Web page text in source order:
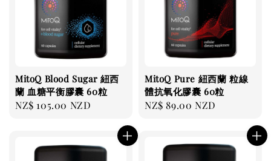
MitoQ Blood Sugar 紐西
蘭 血糖平衡膠囊 60粒
Regular
NZ$ 105.00 NZD
MitoQ Pure 紐西蘭 粒線
體抗氧化膠囊 60粒
Regular
NZ$ 89.00 NZD